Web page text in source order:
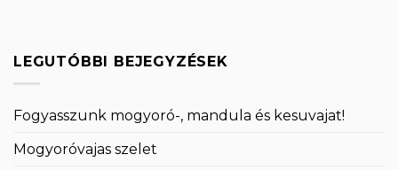
LEGUTÓBBI BEJEGYZÉSEK
Fogyasszunk mogyoró-, mandula és kesuvajat!
Mogyoróvajas szelet